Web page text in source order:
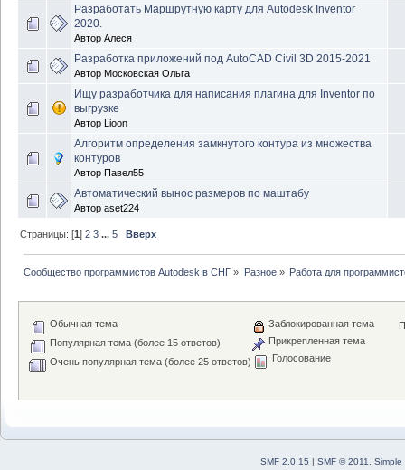
Разработать Маршрутную карту для Autodesk Inventor
2020.
Автор Алеся
Разработка приложений под AutoCAD Civil 3D 2015-2021
Автор Московская Ольга
Ищу разработчика для написания плагина для Inventor по
выгрузке
Автор Lioon
Алгоритм определения замкнутого контура из множества
контуров
Автор Павел55
Автоматический вынос размеров по маштабу
Автор aset224
Страницы: [1]2 3 ...5 Вверх
Сообщество программистов Autodesk в СНГ » Разное» Работа для
Обычная тема
Популярная тема (более 15 ответов)
Очень популярная тема (более 25 ответов)
Заблокированная тема
Прикрепленная тема
Голосование
SMF 2.0.15 | SMF © 2011
Simple